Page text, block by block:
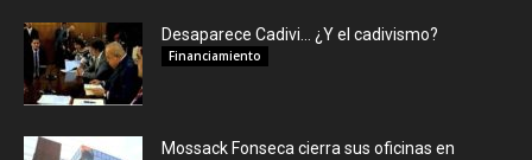
Desaparece Cadivi… ¿Y el cadivismo?
Financiamiento
Mossack Fonseca cierra sus oficinas en